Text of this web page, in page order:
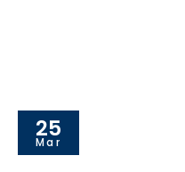
25
Mar